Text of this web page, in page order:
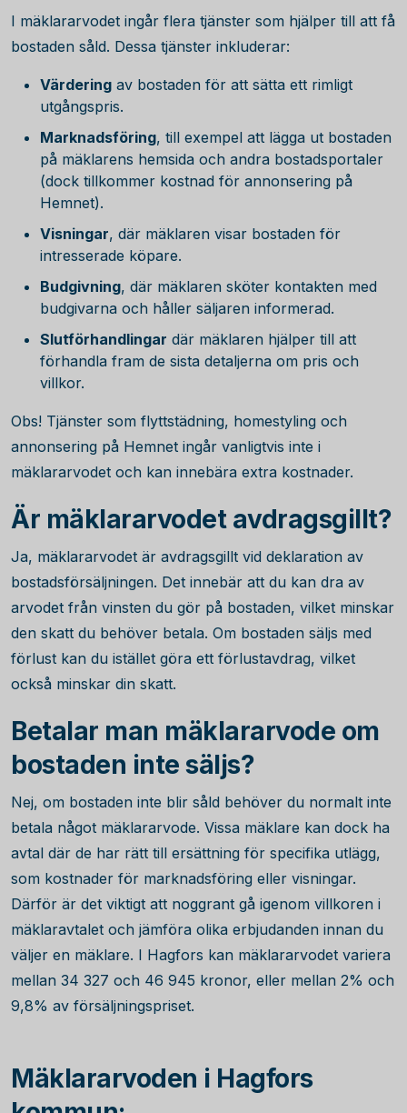
I mäklararvodet ingår flera tjänster som hjälper till att få
bostaden såld. Dessa tjänster inkluderar:
Värdering av bostaden för att sätta ett rimligt
utgångspris.
Marknadsföring, till exempel att lägga ut bostaden
på mäklarens hemsida och andra bostadsportaler
(dock tillkommer kostnad för annonsering på
Hemnet).
Visningar, där mäklaren visar bostaden för
intresserade köpare.
Budgivning, där mäklaren sköter kontakten med
budgivarna och håller säljaren informerad.
Slutförhandlingar där mäklaren hjälper till att
förhandla fram de sista detaljerna om pris och
villkor.
Obs! Tjänster som flyttstädning, homestyling och
annonsering på Hemnet ingår vanligtvis inte i
mäklararvodet och kan innebära extra kostnader.
Är mäklararvodet avdragsgillt?
Ja, mäklararvodet är avdragsgillt vid deklaration av
bostadsförsäljningen. Det innebär att du kan dra av
arvodet från vinsten du gör på bostaden, vilket minskar
den skatt du behöver betala. Om bostaden säljs med
förlust kan du istället göra ett förlustavdrag, vilket
också minskar din skatt.
Betalar man mäklararvode om
bostaden inte säljs?
Nej, om bostaden inte blir såld behöver du normalt inte
betala något mäklararvode. Vissa mäklare kan dock ha
avtal där de har rätt till ersättning för specifika utlägg,
som kostnader för marknadsföring eller visningar.
Därför är det viktigt att noggrant gå igenom villkoren i
mäklaravtalet och jämföra olika erbjudanden innan du
väljer en mäklare. I Hagfors kan mäklararvodet variera
mellan 34 327 och 46 945 kronor, eller mellan 2% och
9,8% av försäljningspriset.
Mäklararvoden i Hagfors